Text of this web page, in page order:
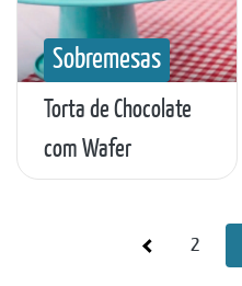
Sobremesas
Torta de Chocolate
com Wafer
2